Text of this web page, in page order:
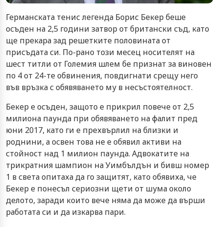
Германската тенис легенда Борис Бекер беше
осъден на 2,5 години затвор от британски съд, като
ще прекара зад решетките половината от
присъдата си. По-рано този месец носителят на
шест титли от Големия шлем бе признат за виновен
по 4 от 24-те обвинения, повдигнати срещу него
във връзка с обявяването му в несъстоятелност.
Бекер е осъден, защото е прикрил повече от 2,5
милиона паунда при обявяването на фалит пред
юни 2017, като ги е прехвърлил на близки и
роднини, а освен това не е обявил активи на
стойност над 1 милион паунда. Адвокатите на
трикратния шампион на Уимбълдън и бивш номер
1 в света опитаха да го защитят, като обявиха, че
Бекер е понесъл сериозни щети от шума около
делото, заради които вече няма да може да върши
работата си и да изкарва пари.